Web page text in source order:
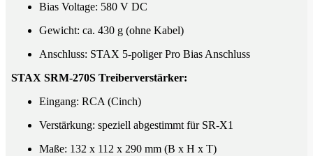
Bias Voltage: 580 V DC
Gewicht: ca. 430 g (ohne Kabel)
Anschluss: STAX 5-poliger Pro Bias Anschluss
STAX SRM-270S Treiberverstärker:
Eingang: RCA (Cinch)
Verstärkung: speziell abgestimmt für SR-X1
Maße: 132 x 112 x 290 mm (B x H x T)